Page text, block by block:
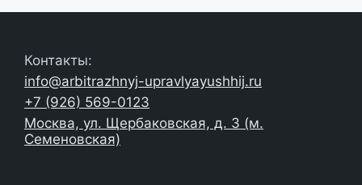
Контакты:
info@arbitrazhnyj-upravlyayushhij.ru
+7 (926) 569-0123
Москва, ул. Щербаковская, д. 3 (м.
Семеновская)